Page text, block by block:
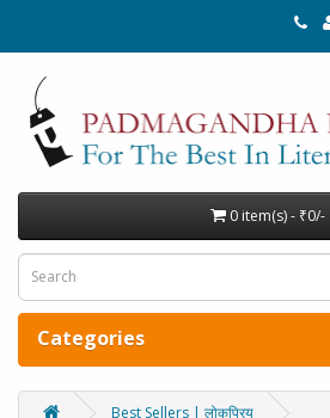
0 item(s) - ₹0/-
Categories
Best Sellers | लोकप्रिय